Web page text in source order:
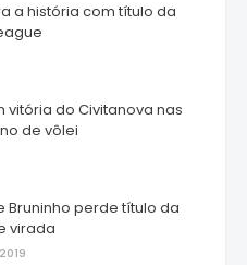
a história com título da
vitória do Civitanova nas
de vôlei
Bruninho perde título da
virada